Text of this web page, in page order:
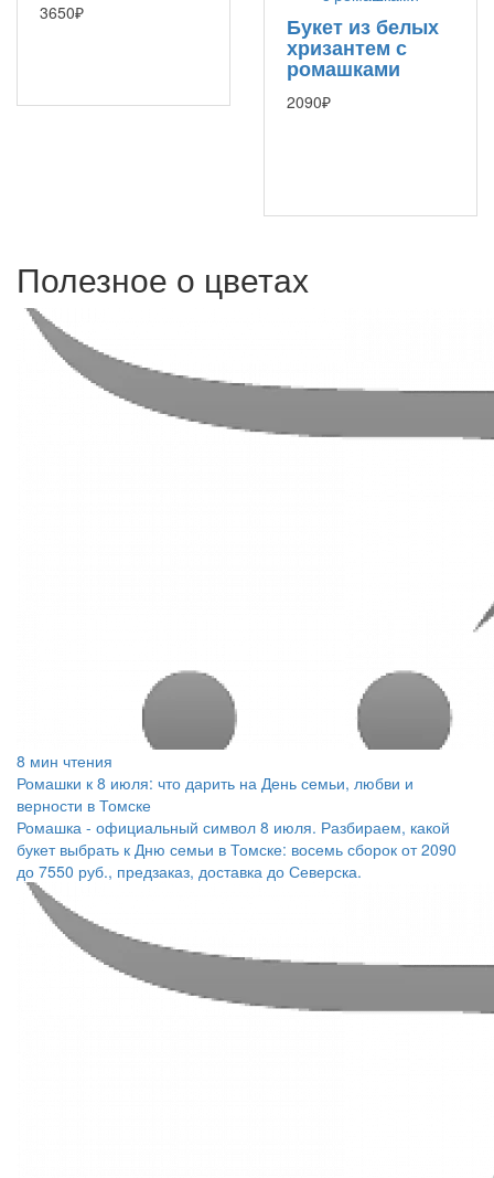
3650₽ Букет из белых
хризантем с
ромашками
2090₽
Полезное о цветах
8 мин чтения
Ромашки к 8 июля: что дарить на День семьи, любви и
верности в Томске
Ромашка - официальный символ 8 июля. Разбираем, какой
букет выбрать к Дню семьи в Томске: восемь сборок от 2090
до 7550 руб., предзаказ, доставка до Северска.